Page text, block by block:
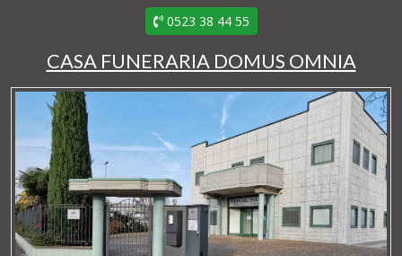
0523 38 44 55
CASA FUNERARIA DOMUS OMNIA